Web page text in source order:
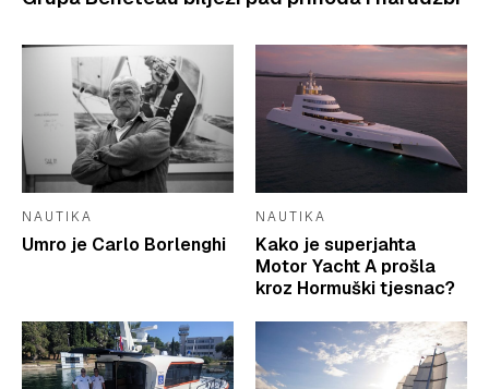
NAUTIKA
Umro je Carlo Borlenghi
NAUTIKA
Kako je superjahta
Motor Yacht A prošla
kroz Hormuški tjesnac?